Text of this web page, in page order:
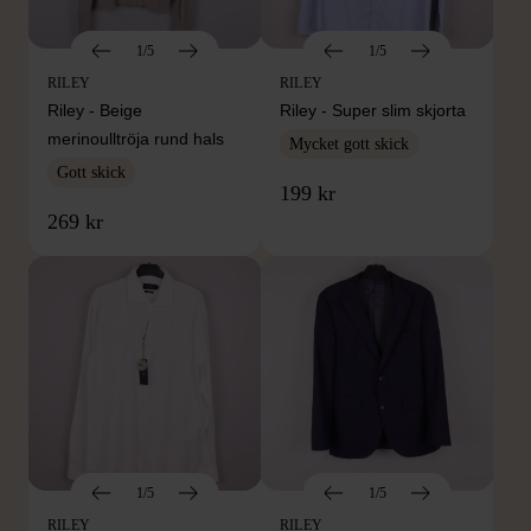
1/5
RILEY
Riley - Beige
merinoulltröja rund hals
Gott skick
269 kr
1/5
RILEY
Riley - Super slim skjorta
Mycket gott skick
199 kr
1/5
RILEY
1/5
RILEY